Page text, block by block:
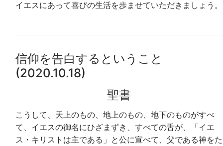
イエスにあって喜びの生活を歩ませていただきましょう。
信仰を告白するということ
(2020.10.18)
聖書
こうして、天上のもの、地上のもの、地下のものがすべ
て、イエスの御名にひざまずき、すべての舌が、「イエ
ス・キリストは主である」と公に宣べて、父である神をた